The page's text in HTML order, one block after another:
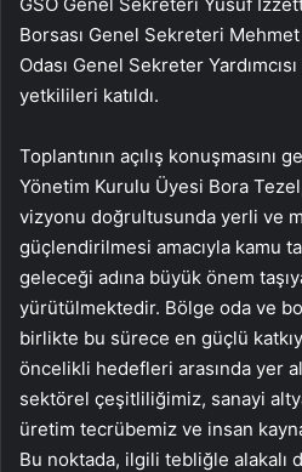
Borsası Genel Sekreteri
Odası Genel Sekreter
yetkilileri katıldı.
Toplantının açılış konuşmasını
Yönetim Kurulu Üyesi Bora
vizyonu doğrultusunda yerli ve
güçlendirilmesi amacıyla kamu
geleceği adına büyük önem
yürütülmektedir. Bölge oda ve
birlikte bu sürece en güçlü
öncelikli hedefleri arasında yer
sektörel çeşitliliğimiz, sanayi
üretim tecrübemiz ve insan
Bu noktada, ilgili tebliğle alakalı